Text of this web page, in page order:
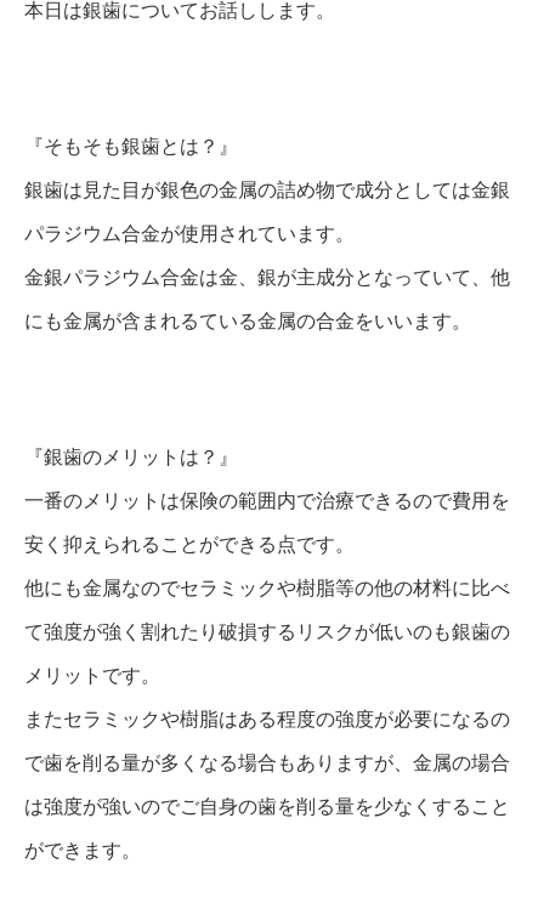
本日は銀歯についてお話しします。
『そもそも銀歯とは？』
銀歯は見た目が銀色の金属の詰め物で成分としては金銀
パラジウム合金が使用されています。
金銀パラジウム合金は金、銀が主成分となっていて、他
にも金属が含まれるている金属の合金をいいます。
『銀歯のメリットは？』
一番のメリットは保険の範囲内で治療できるので費用を
安く抑えられることができる点です。
他にも金属なのでセラミックや樹脂等の他の材料に比べ
て強度が強く割れたり破損するリスクが低いのも銀歯の
メリットです。
またセラミックや樹脂はある程度の強度が必要になるの
で歯を削る量が多くなる場合もありますが、金属の場合
は強度が強いのでご自身の歯を削る量を少なくすること
ができます。